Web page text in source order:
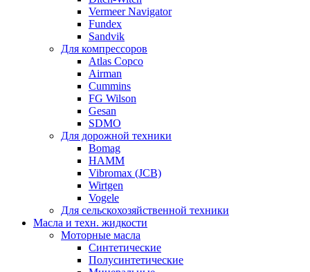
Vermeer Navigator
Fundex
Sandvik
Для компрессоров
Atlas Copco
Airman
Cummins
FG Wilson
Gesan
SDMO
Для дорожной техники
Bomag
HAMM
Vibromax (JCB)
Wirtgen
Vogele
Для сельскохозяйственной техники
Масла и техн. жидкости
Моторные масла
Синтетические
Полусинтетические